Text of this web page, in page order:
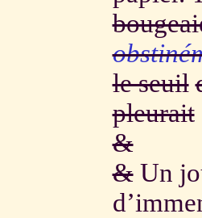
le seuil
pleurait
&
&Un